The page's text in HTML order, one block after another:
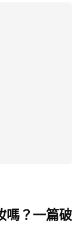
嗎？一篇破